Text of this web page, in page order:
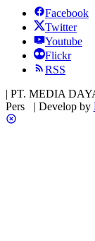
Facebook
Twitter
Youtube
Flickr
RSS
| PT. MEDIA
Pers
| Develop by